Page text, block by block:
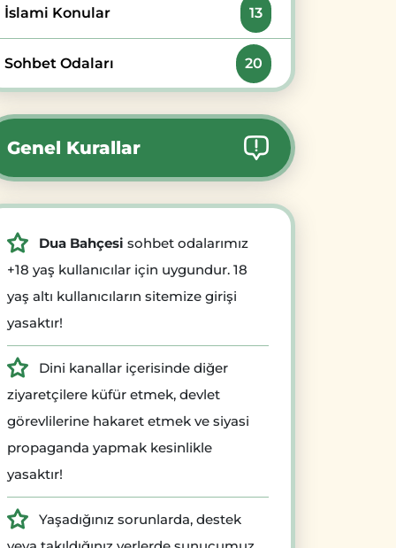
İslami Konular 13
Sohbet Odaları 20
Genel Kurallar
Dua Bahçesi sohbet odalarımız
+18 yaş kullanıcılar için uygundur. 18
yaş altı kullanıcıların sitemize girişi
yasaktır!
Dini kanallar içerisinde diğer
ziyaretçilere küfür etmek, devlet
görevlilerine hakaret etmek ve siyasi
propaganda yapmak kesinlikle
yasaktır!
Yaşadığınız sorunlarda, destek